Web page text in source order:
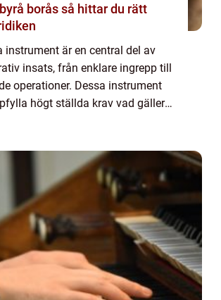
så hittar du rätt
instrument är en central del av
insats, från enklare ingrepp till
operationer. Dessa instrument
högt ställda krav vad gäller